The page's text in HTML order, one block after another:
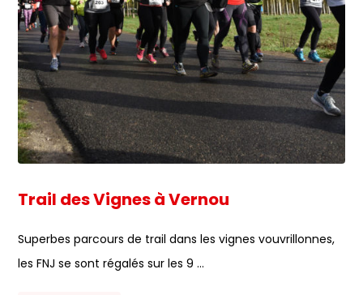
Trail des Vignes à Vernou
Superbes parcours de trail dans les vignes vouvrillonnes,
les FNJ se sont régalés sur les 9 ...